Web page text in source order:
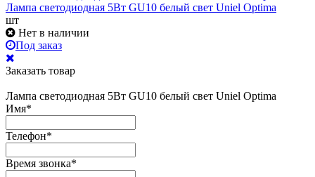
Лампа светодиодная 5Вт GU10 белый свет Uniel Optima
шт
Нет в наличии
Под заказ
Заказать товар
Лампа светодиодная 5Вт GU10 белый свет Uniel Optima
Имя*
Телефон*
Время звонка*